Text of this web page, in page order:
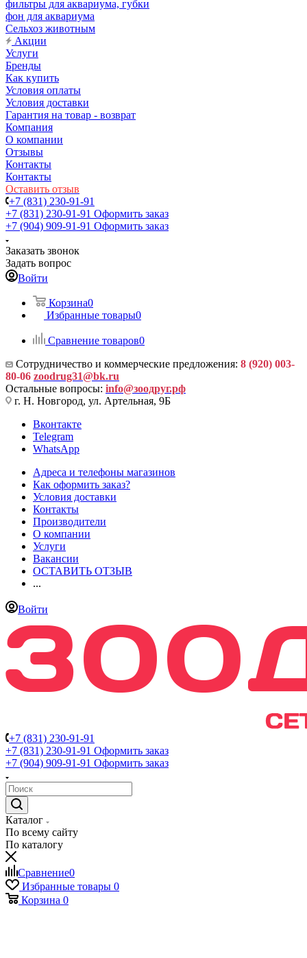
фильтры для аквариума, губки
фон для аквариума
Сельхоз животным
Акции
Услуги
Бренды
Как купить
Условия оплаты
Условия доставки
Гарантия на товар - возврат
Компания
О компании
Отзывы
Контакты
Контакты
Оставить отзыв
+7 (831) 230-91-91
+7 (831) 230-91-91 Оформить заказ
+7 (904) 909-91-91 Оформить заказ
Заказать звонок
Задать вопрос
Войти
Корзина0
Избранные товары0
Сравнение товаров0
Сотрудничество и коммерческие предложения: 8 (920) 003-
80-06 zoodrug31@bk.ru
Остальные вопросы: info@зоодруг.рф
г. Н. Новгород, ул. Артельная, 9Б
Вконтакте
Telegram
WhatsApp
Адреса и телефоны магазинов
Как оформить заказ?
Условия доставки
Контакты
Производители
О компании
Услуги
Вакансии
ОСТАВИТЬ ОТЗЫВ
...
Войти
+7 (831) 230-91-91
+7 (831) 230-91-91 Оформить заказ
+7 (904) 909-91-91 Оформить заказ
Каталог
По всему сайту
По каталогу
Сравнение0
Избранные товары 0
Корзина 0